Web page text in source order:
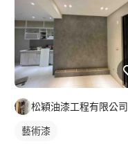
松穎油漆工程有限公司
藝術漆